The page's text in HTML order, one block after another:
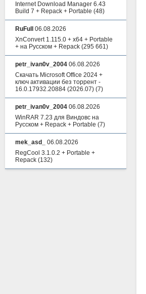
Internet Download Manager 6.43
Build 7 + Repack + Portable (48)
RuFull
06.08.2026
XnConvert 1.115.0 + x64 + Portable
+ на Русском + Repack (295 661)
petr_ivan0v_2004 06.08.2026
Скачать Microsoft Office 2024 +
ключ активации без торрент -
16.0.17932.20884 (2026.07) (7)
petr_ivan0v_2004 06.08.2026
WinRAR 7.23 для Виндовс на
Русском + Repack + Portable (7)
mek_asd_
06.08.2026
RegCool 3.1.0.2 + Portable +
Repack (132)